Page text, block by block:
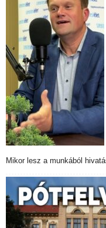
Mikor lesz a munkából